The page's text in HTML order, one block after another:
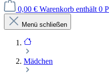
0,00 € Warenkorb enthält 0
Menü schließen
Mädchen